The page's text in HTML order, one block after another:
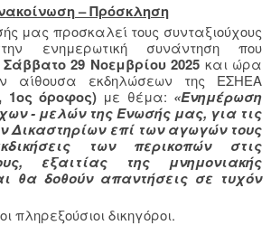
– Πρόσκληση
μας προσκαλεί τους συνταξιούχους
ενημερωτική συνάντηση που
Σάββατο 29 Νοεμβρίου 2025 και ώρα
αίθουσα εκδηλώσεων της ΕΣΗΕΑ
1ος όροφος) με θέμα: «Ενημέρωση
- μελών της Ενωσής μας, για τις
Δικαστηρίων επί των αγωγών τους
των περικοπών στις
εξαιτίας της μνημονιακής
θα δοθούν απαντήσεις σε τυχόν
δικηγόροι.